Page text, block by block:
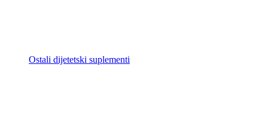
Ostali dijetetski suplementi